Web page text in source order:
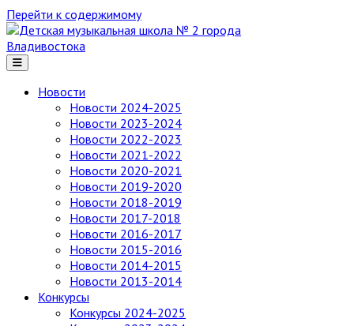
Перейти к содержимому
Детская
музыкальная
школа
города
Владивостока
Новости
Новости 2024-2025
Новости 2023-2024
Новости 2022-2023
Новости 2021-2022
Новости 2020-2021
Новости 2019-2020
Новости 2018-2019
Новости 2017-2018
Новости 2016-2017
Новости 2015-2016
Новости 2014-2015
Новости 2013-2014
Конкурсы
Конкурсы 2024-2025